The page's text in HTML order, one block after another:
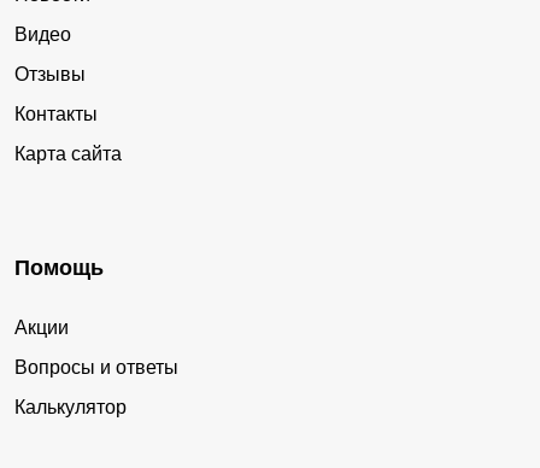
Видео
Отзывы
Контакты
Карта сайта
Помощь
Акции
Вопросы и ответы
Калькулятор